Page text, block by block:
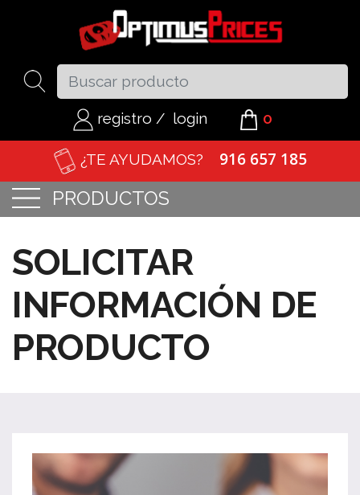
registro / login 0
PRODUCTOS
¿TE AYUDAMOS? 916 657 185
SOLICITAR
INFORMACIÓN DE
PRODUCTO